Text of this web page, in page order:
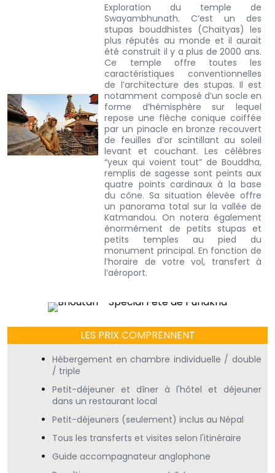
Exploration du temple de
Swayambhunath. C’est un des
stupas bouddhistes (Chaityas) les
plus réputés au monde et il aurait
été construit il y a plus de 2000 ans.
Ce temple offre toutes les
caractéristiques conventionnelles
de l’architecture des stupas. Il est
notamment composé d’un socle en
forme d’hémisphère sur lequel
repose une flèche conique coiffée
par un pinacle en bronze recouvert
de feuilles d’or scintillant au soleil
levant et couchant. Les célèbres
“yeux qui voient tout” de Bouddha,
remplis de sagesse sont peints aux
quatre points cardinaux à la base
du cône. Sa situation élevée offre
un panorama total sur la vallée de
Katmandou. On notera également
énormément de petits stupas et
petits temples au pied du
monument principal. En fonction de
l’horaire de votre vol, transfert à
l’aéroport.
LES PRIX COMPRENNENT
Hébergement en chambre individuelle / double
/ triple
Petit-déjeuner et dîner à l'hôtel et déjeuner
dans un restaurant local
Petit-déjeuners (seulement) inclus au Népal
Tous les transferts et visites selon l'itinéraire
Guide accompagnateur anglophone